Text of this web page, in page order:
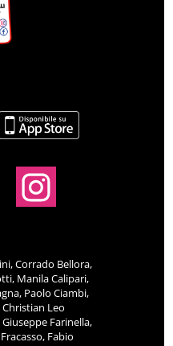
Corrado Bellora,
Manila Calipari,
Paolo Ciambi,
Leo
Farinella,
Fabio